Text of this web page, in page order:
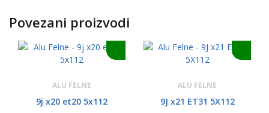
Povezani proizvodi
ALU FELNE
9j x20 et20 5x112
ALU FELNE
9J x21 ET31 5X112